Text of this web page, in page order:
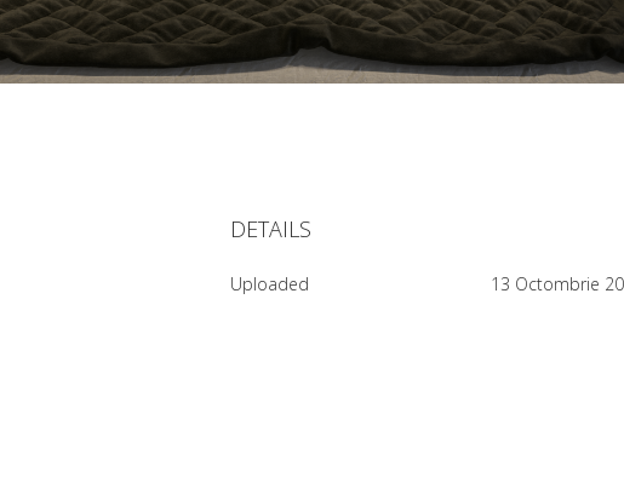
DETAILS
Uploaded 13 Octombrie